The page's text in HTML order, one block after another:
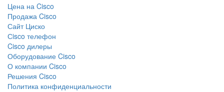
Цена на Cisco
Продажа Cisco
Сайт Циско
Сisco телефон
Cisco дилеры
Оборудование Cisco
О компании Cisco
Решения Cisco
Политика конфиденциальности